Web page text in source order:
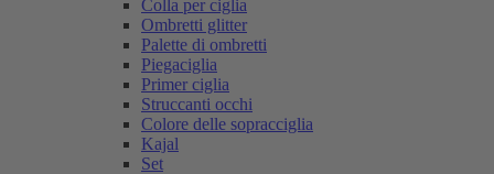
Colla per ciglia
Ombretti glitter
Palette di ombretti
Piegaciglia
Primer ciglia
Struccanti occhi
Colore delle sopracciglia
Kajal
Set